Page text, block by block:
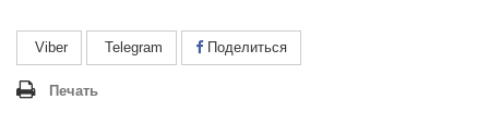
Viber Telegram Поделиться
Печать